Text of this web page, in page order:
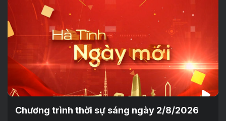
Chương trình thời sự sáng ngày 2/8/2026